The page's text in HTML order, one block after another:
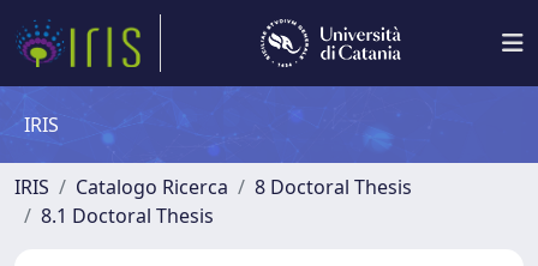
IRIS
IRIS Catalogo Ricerca
8 Doctoral Thesis
8.1 Doctoral Thesis